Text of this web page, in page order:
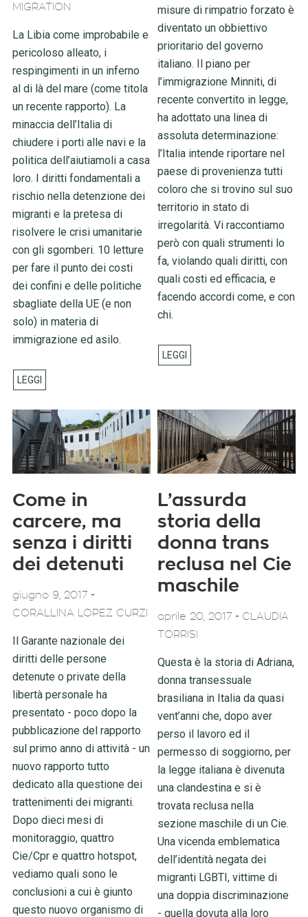
MIGRATION
La Libia come improbabile e
pericoloso alleato, i
respingimenti in un inferno
al di là del mare (come titola
un recente rapporto). La
minaccia dell’Italia di
chiudere i porti alle navi e la
politica dell’aiutiamoli a casa
loro. I diritti fondamentali a
rischio nella detenzione dei
migranti e la pretesa di
risolvere le crisi umanitarie
con gli sgomberi. 10 letture
per fare il punto dei costi
dei confini e delle politiche
sbagliate della UE (e non
solo) in materia di
immigrazione ed asilo.
misure di rimpatrio forzato è
diventato un obbiettivo
prioritario del governo
italiano. Il piano per
l’immigrazione Minniti, di
recente convertito in legge,
ha adottato una linea di
assoluta determinazione:
l’Italia intende riportare nel
paese di provenienza tutti
coloro che si trovino sul suo
territorio in stato di
irregolarità. Vi raccontiamo
però con quali strumenti lo
fa, violando quali diritti, con
quali costi ed efficacia, e
facendo accordi come, e con
chi.
Come in
carcere, ma
senza i diritti
dei detenuti
giugno 9, 2017 -
CORALLINA LOPEZ CURZI
Il Garante nazionale dei
diritti delle persone
detenute o private della
libertà personale ha
presentato - poco dopo la
pubblicazione del rapporto
sul primo anno di attività - un
nuovo rapporto tutto
dedicato alla questione dei
trattenimenti dei migranti.
Dopo dieci mesi di
monitoraggio, quattro
Cie/Cpr e quattro hotspot,
vediamo quali sono le
conclusioni a cui è giunto
questo nuovo organismo di
L’assurda
storia della
donna trans
reclusa nel Cie
maschile
aprile 20, 2017 - CLAUDIA
TORRISI
Questa è la storia di Adriana,
donna transessuale
brasiliana in Italia da quasi
vent’anni che, dopo aver
perso il lavoro ed il
permesso di soggiorno, per
la legge italiana è divenuta
una clandestina e si è
trovata reclusa nella
sezione maschile di un Cie.
Una vicenda emblematica
dell’identità negata dei
migranti LGBTI, vittime di
una doppia discriminazione
- quella dovuta alla loro